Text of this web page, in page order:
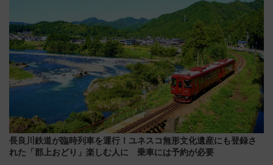
長良川鉄道が臨時列車を運行！ユネスコ無形文化遺産にも登録さ
れた「郡上おどり」楽しむ人に 乗車には予約が必要